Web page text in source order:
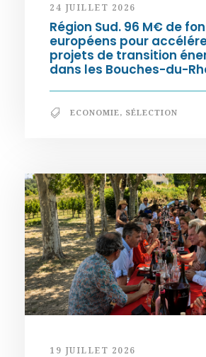
24 JUILLET 2026
Région Sud. 96 M€ de
européens pour
projets de transition
dans les Bouches-du-
ECONOMIE, SÉLECTION
19 JUILLET 2026